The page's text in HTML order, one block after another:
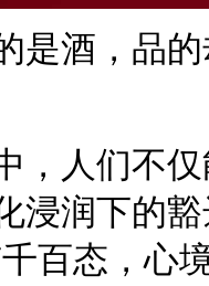
是酒，品
，人们不
浸润下的
百态，心